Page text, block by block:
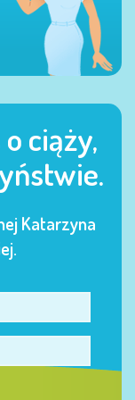
ciąży,
Katarzyna